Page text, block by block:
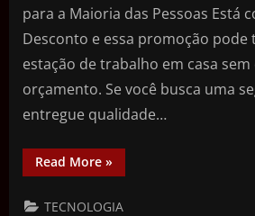
para a Maioria das Pessoas Está
Desconto e essa promoção
estação de trabalho em casa
orçamento. Se você busca uma
entregue qualidade…
Read More »
TECNOLOGIA